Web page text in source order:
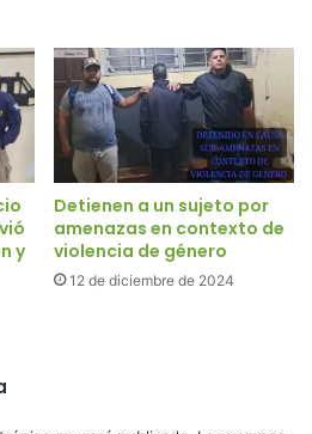
y
Detienen a un sujeto por
amenazas en contexto de
violencia de género
12 de diciembre de 2024